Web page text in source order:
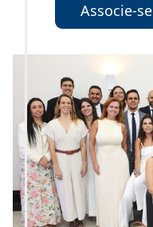
Associe-se